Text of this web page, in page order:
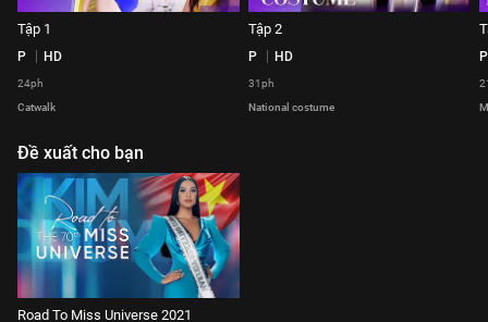
Tập 1
P HD
24ph
Catwalk
Tập 2
P HD
31ph
National costume
P
Đề xuất cho bạn
Road To Miss Universe 2021